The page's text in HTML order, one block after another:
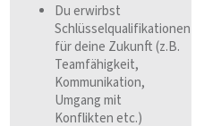
Du erwirbst
Schlüsselqualifikationen
für deine Zukunft (z.B.
Teamfähigkeit,
Kommunikation,
Umgang mit
Konflikten etc.)